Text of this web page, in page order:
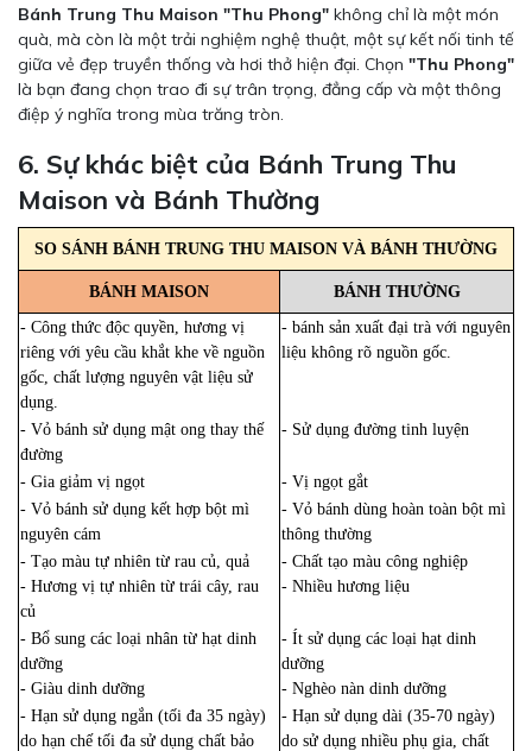
Bánh Trung Thu Maison "Thu Phong" không chỉ là một món
quà, mà còn là một trải nghiệm nghệ thuật, một sự kết nối tinh tế
giữa vẻ đẹp truyền thống và hơi thở hiện đại. Chọn "Thu Phong"
là bạn đang chọn trao đi sự trân trọng, đẳng cấp và một thông
điệp ý nghĩa trong mùa trăng tròn.
6. Sự khác biệt của Bánh Trung Thu
Maison và Bánh Thường
SO SÁNH BÁNH TRUNG THU MAISON VÀ BÁNH THƯỜNG
BÁNH MAISON
BÁNH THƯỜNG
- Công thức độc quyền, hương vị
riêng với yêu cầu khắt khe về nguồn
gốc, chất lượng nguyên vật liệu sử
dụng.
- bánh sản xuất đại trà với nguyên
liệu không rõ nguồn gốc.
- Vỏ bánh sử dụng mật ong thay thế
đường
- Sử dụng đường tinh luyện
- Gia giảm vị ngọt
- Vị ngọt gắt
- Vỏ bánh sử dụng kết hợp bột mì
nguyên cám
- Vỏ bánh dùng hoàn toàn bột mì
thông thường
- Tạo màu tự nhiên từ rau củ, quả
- Hương vị tự nhiên từ trái cây, rau
củ
- Chất tạo màu công nghiệp
- Nhiều hương liệu
- Bổ sung các loại nhân từ hạt dinh
dưỡng
- Giàu dinh dưỡng
- Ít sử dụng các loại hạt dinh
dưỡng
- Nghèo nàn dinh dưỡng
- Hạn sử dụng ngắn (tối đa 35 ngày)
do hạn chế tối đa sử dụng chất bảo
- Hạn sử dụng dài (35-70 ngày)
do sử dụng nhiều phụ gia, chất